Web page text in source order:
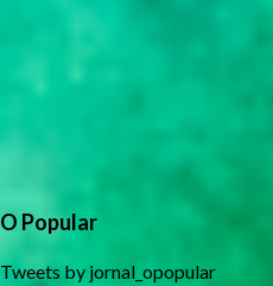
O Popular
Tweets by jornal_opopular